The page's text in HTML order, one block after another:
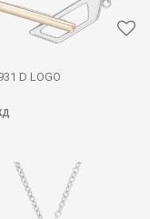
D LOGO